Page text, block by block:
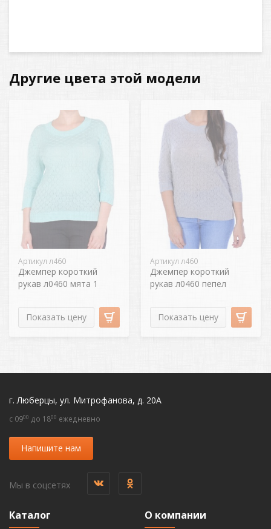
Другие цвета этой модели
Артикул л460
Джемпер короткий
рукав л0460 мята 1
Показать цену
Артикул л460
Джемпер короткий
рукав л0460 пепел
Показать цену
г. Люберцы, ул. Митрофанова, д. 20А
c 0900 до 1800 ежедневно
Напишите нам
Мы в соцсетях
Каталог О компании